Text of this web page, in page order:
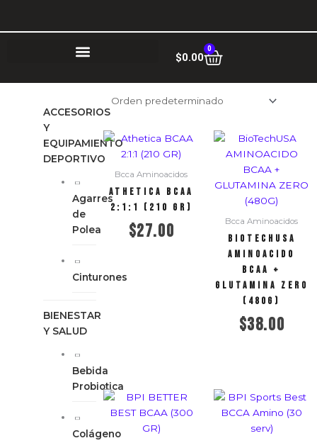
$0.00
0
Cart
ACCESORIOS
Y
EQUIPAMIENTO
DEPORTIVO
Agarres
de
Polea
Cinturones
BIENESTAR
Y SALUD
Bebida
Probiotica
Colágeno
Bcca Aminoacidos
Athetica BCAA
2:1:1 (210 GR)
$27.00 Bcca Aminoacidos
BioTechUSA
AMINOACIDO
BCAA +
GLUTAMINA ZERO
(480G)
$38.00